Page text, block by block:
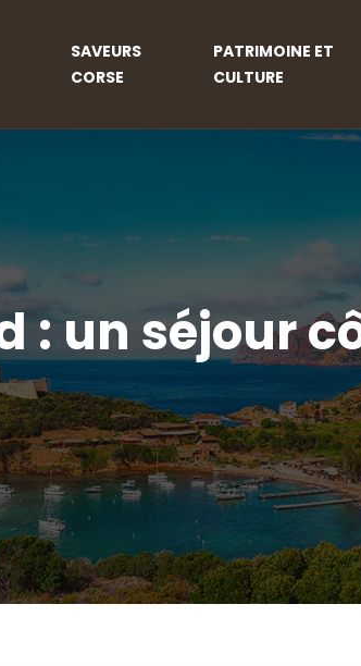
SAVEURS
CORSE
PATRIMOINE ET
CULTURE
: un séjour